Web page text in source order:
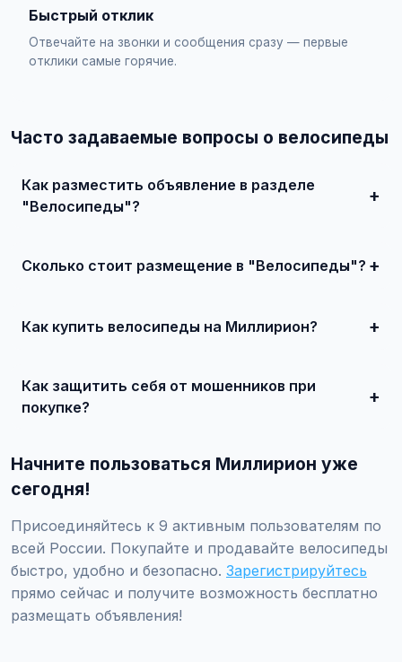
Быстрый отклик
Отвечайте на звонки и сообщения сразу — первые
отклики самые горячие.
Часто задаваемые вопросы о велосипеды
Как разместить объявление в разделе
"Велосипеды"?
Велосипеды", заполните форму и опубликуйте. Первые
Сколько стоит размещение в "Велосипеды"?
доступно платное продвижение всего от 500 ₽ в месяц.
Как купить велосипеды на Миллирион?
встрече и совершите сделку.
Как защитить себя от мошенников при
покупке?
предоплату незнакомцам.
Начните пользоваться Миллирион уже
сегодня!
Присоединяйтесь к 9 активным пользователям по
всей России. Покупайте и продавайте велосипеды
быстро, удобно и безопасно. Зарегистрируйтесь
прямо сейчас и получите возможность бесплатно
размещать объявления!